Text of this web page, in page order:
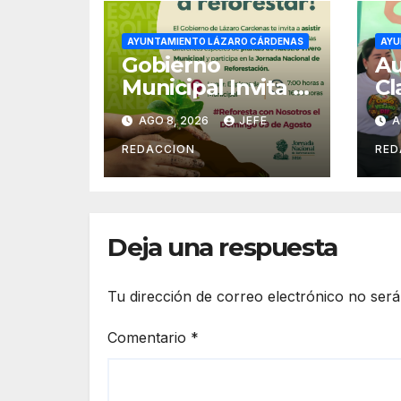
AYUNTAMIENTO LÁZARO CÁRDENAS
Gobierno
Municipal Invita a
Campaña
Nacional de
Reforestación
AGO 8, 2026 JEFE
REDACCION
Deja una respuesta
Tu dirección de correo electrónico no
Comentario *